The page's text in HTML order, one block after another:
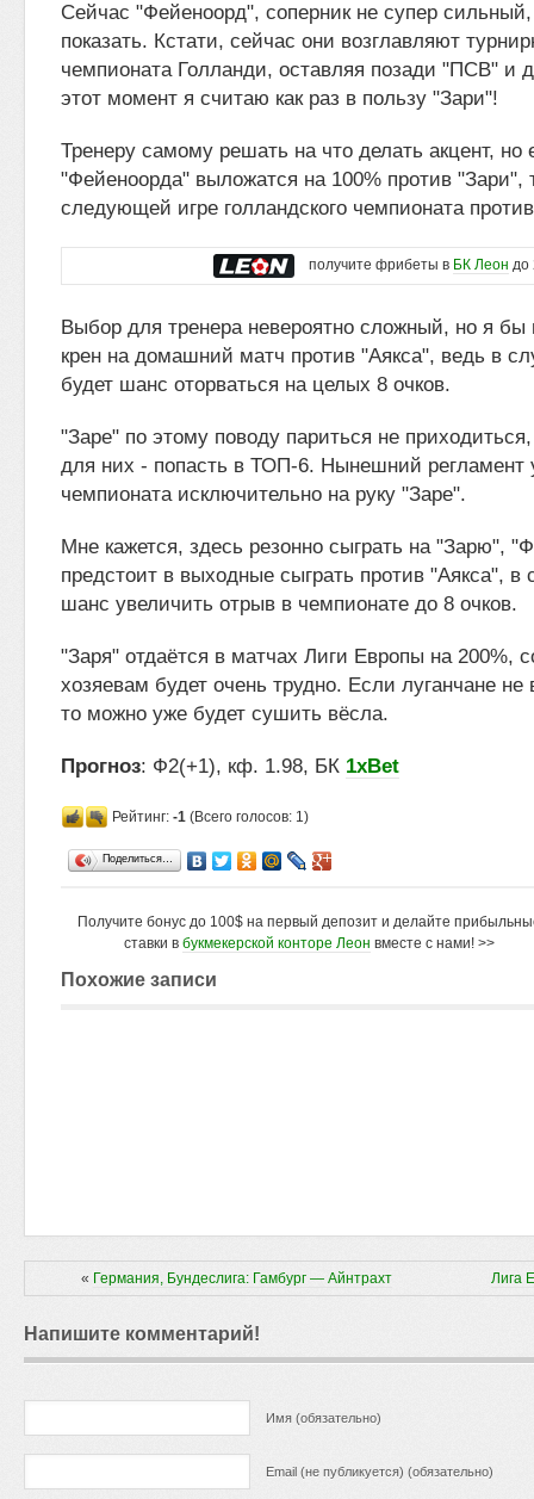
Сейчас "Фейеноорд", соперник не супер
показать. Кстати, сейчас они возглавляют
чемпионата Голланди, оставляя позади "ПСВ" и
этот момент я считаю как раз в пользу "Зари"!
Тренеру самому решать на что делать акцент, но
"Фейеноорда" выложатся на 100% против "Зари",
следующей игре голландского чемпионата
получите фрибеты в БК Леон до
Выбор для тренера невероятно сложный, но я бы
крен на домашний матч против "Аякса", ведь в
будет шанс оторваться на целых 8 очков.
"Заре" по этому поводу париться не
для них - попасть в ТОП-6. Нынешний регламент
чемпионата исключительно на руку "Заре".
Мне кажется, здесь резонно сыграть на "Зарю",
предстоит в выходные сыграть против "Аякса", в
шанс увеличить отрыв в чемпионате до 8 очков.
"Заря" отдаётся в матчах Лиги Европы на 200%,
хозяевам будет очень трудно. Если луганчане не
то можно уже будет сушить вёсла.
Прогноз: Ф2(+1), кф. 1.98, БК 1xBet
Рейтинг: -1 (Всего голосов: 1)
Поделиться…
Получите бонус до 100$ на первый депозит и делайте
ставки в букмекерской конторе Леон вместе с нами! >>
Похожие записи
« Германия, Бундеслига: Гамбург — Айнтрахт Лига
Напишите комментарий!
Имя (обязательно)
Email (не публикуется) (обязательно)